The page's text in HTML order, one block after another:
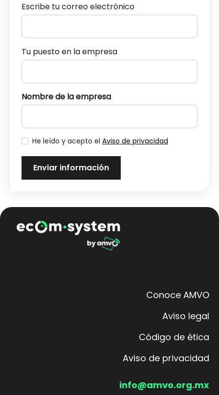
Escribe tu correo electrónico
Tu puesto en la empresa
Nombre de la empresa
He leído y acepto el Aviso de privacidad
Conoce AMVO
Aviso legal
Código de ética
Aviso de privacidad
info@amvo.org.mx